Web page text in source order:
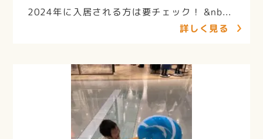
2024年に入居される方は要チェック！ &nb...
詳しく見る